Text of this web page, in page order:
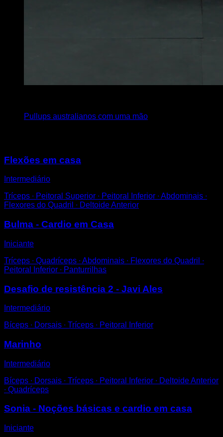
Pullups australianos com uma mão
Flexões em casa
Intermediário
Tríceps ∙ Peitoral Superior ∙ Peitoral Inferior ∙ Abdominais ∙
Flexores do Quadril ∙ Deltoide Anterior
Bulma - Cardio em Casa
Iniciante
Tríceps ∙ Quadríceps ∙ Abdominais ∙ Flexores do Quadril ∙
Peitoral Inferior ∙ Panturrilhas
Desafio de resistência 2 - Javi Ales
Intermediário
Bíceps ∙ Dorsais ∙ Tríceps ∙ Peitoral Inferior
Marinho
Intermediário
Bíceps ∙ Dorsais ∙ Tríceps ∙ Peitoral Inferior ∙ Deltoide Anterior
∙ Quadríceps
Sonia - Noções básicas e cardio em casa
Iniciante